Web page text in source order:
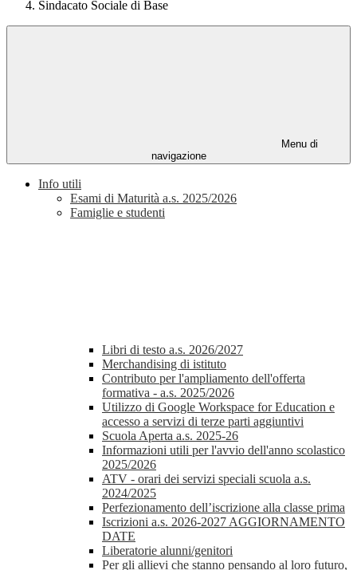
Sindacato Sociale di Base
Menu di
navigazione
Info utili
Esami di Maturità a.s. 2025/2026
Famiglie e studenti
Libri di testo a.s. 2026/2027
Merchandising di istituto
Contributo per l'ampliamento dell'offerta
formativa - a.s. 2025/2026
Utilizzo di Google Workspace for Education e
accesso a servizi di terze parti aggiuntivi
Scuola Aperta a.s. 2025-26
Informazioni utili per l'avvio dell'anno scolastico
2025/2026
ATV - orari dei servizi speciali scuola a.s.
2024/2025
Perfezionamento dell’iscrizione alla classe prima
Iscrizioni a.s. 2026-2027 AGGIORNAMENTO
DATE
Liberatorie alunni/genitori
Per gli allievi che stanno pensando al loro futuro,